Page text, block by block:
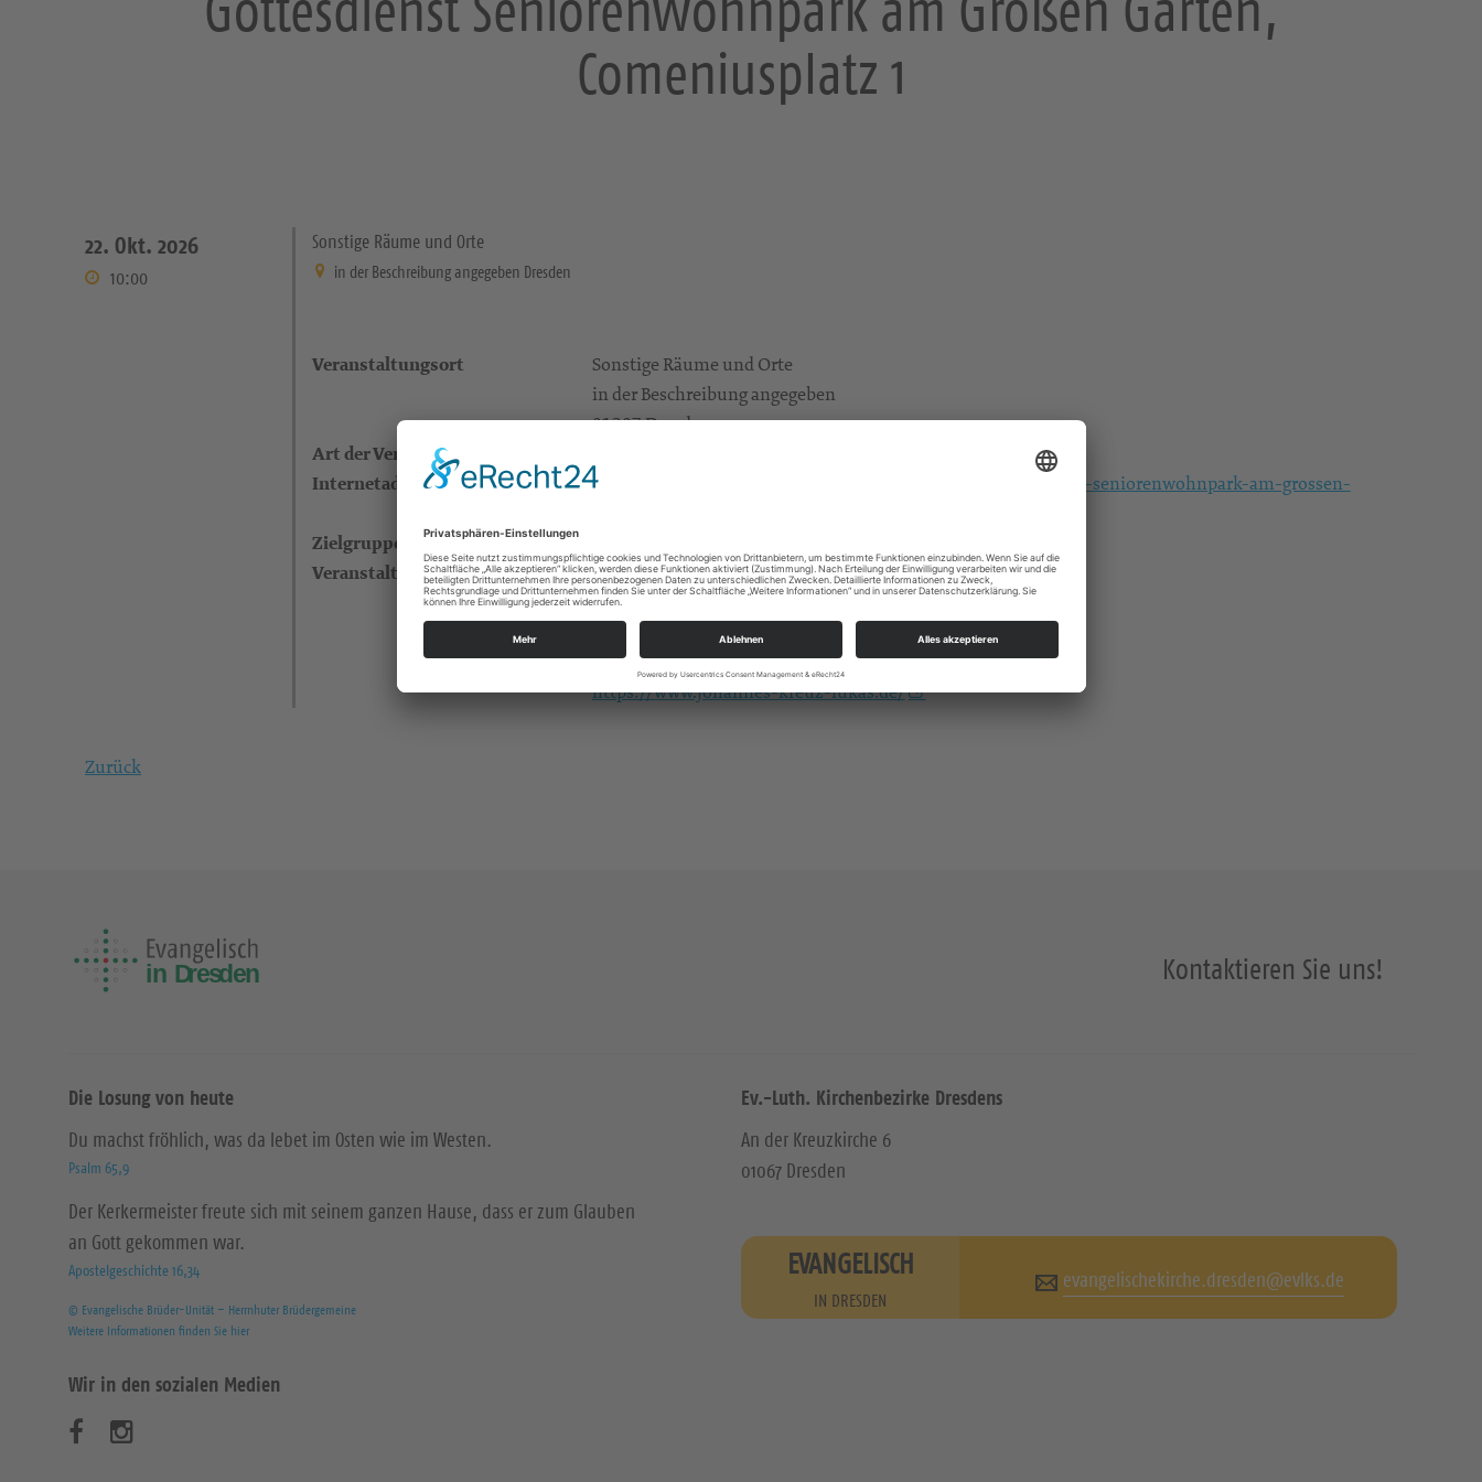
Comeniusplatz 1
22. Okt. 2026
10:00
Sonstige Räume und Orte
in der Beschreibung angegeben Dresden
Veranstaltungsort
Sonstige Räume und Orte
in der Beschreibung angegeben
01307 Dresden
Art der Veranstaltung
Internetadresse
https://landing.churchdesk.com/de/e/46133301/gottesdienst-seniorenwohnpark-am-grossen-
Zielgruppe
Veranstalter Ev.-Luth. Kirchgemeinde Johannes-Kreuz-Lukas Dresden
An der Kreuzkirche 6
01067 Dresden
kg.dresden-johannes-kreuz-lukas@evlks.de
https://www.johannes-kreuz-lukas.de/
Zurück
Kontaktieren Sie uns!
Die Losung von heute
Du machst fröhlich, was da lebet im Osten wie im Westen.
Psalm 65,9
Der Kerkermeister freute sich mit seinem ganzen Hause, dass er zum Glauben
an Gott gekommen war.
Apostelgeschichte 16,34
© Evangelische Brüder-Unität – Herrnhuter Brüdergemeine
Weitere Informationen finden Sie hier
Wir in den sozialen Medien
Ev.-Luth. Kirchenbezirke Dresdens
An der Kreuzkirche 6
01067 Dresden
EVANGELISCH
IN DRESDEN
evangelischekirche.dresden@evlks.de